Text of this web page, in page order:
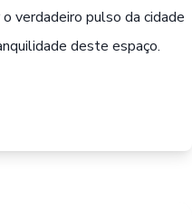
verdadeiro pulso da cidade
deste espaço.